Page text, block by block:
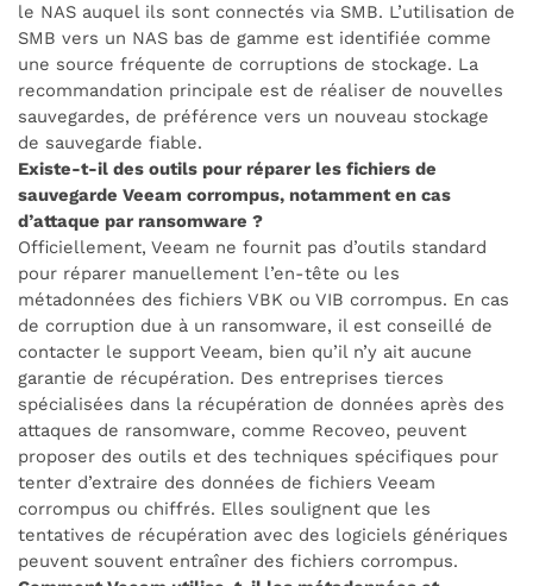
le NAS auquel ils sont connectés via SMB. L’utilisation de
SMB vers un NAS bas de gamme est identifiée comme
une source fréquente de corruptions de stockage. La
recommandation principale est de réaliser de nouvelles
sauvegardes, de préférence vers un nouveau stockage
de sauvegarde fiable.
Existe-t-il des outils pour réparer les fichiers de
sauvegarde Veeam corrompus, notamment en cas
d’attaque par ransomware ?
Officiellement, Veeam ne fournit pas d’outils standard
pour réparer manuellement l’en-tête ou les
métadonnées des fichiers VBK ou VIB corrompus. En cas
de corruption due à un ransomware, il est conseillé de
contacter le support Veeam, bien qu’il n’y ait aucune
garantie de récupération. Des entreprises tierces
spécialisées dans la récupération de données après des
attaques de ransomware, comme Recoveo, peuvent
proposer des outils et des techniques spécifiques pour
tenter d’extraire des données de fichiers Veeam
corrompus ou chiffrés. Elles soulignent que les
tentatives de récupération avec des logiciels génériques
peuvent souvent entraîner des fichiers corrompus.